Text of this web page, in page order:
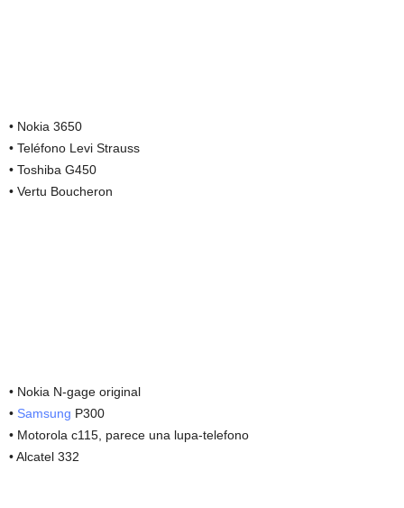
• Nokia 3650
• Teléfono Levi Strauss
• Toshiba G450
• Vertu Boucheron
• Nokia N-gage original
• Samsung P300
• Motorola c115, parece una lupa-telefono
• Alcatel 332